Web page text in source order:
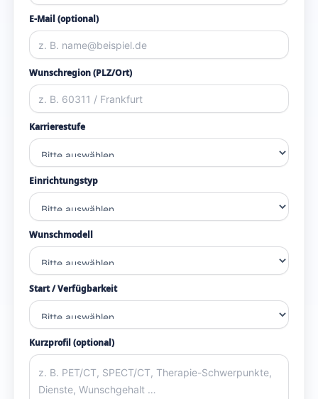
E-Mail (optional)
Wunschregion (PLZ/Ort)
Karrierestufe
Einrichtungstyp
Wunschmodell
Start / Verfügbarkeit
Kurzprofil (optional)